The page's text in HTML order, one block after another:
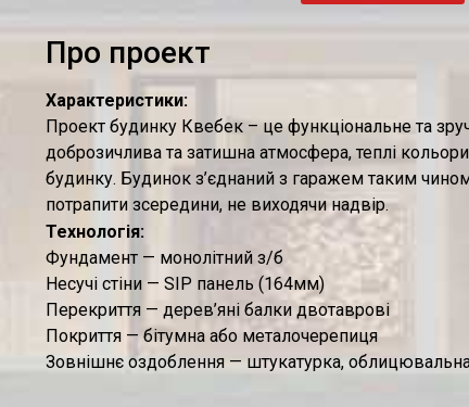
Про проект
Характеристики:
Проект будинку Квебек – це функціональне та
доброзичлива та затишна атмосфера, теплі
будинку. Будинок з’єднаний з гаражем таким
потрапити зсередини, не виходячи надвір.
Технологія:
Фундамент — монолітний з/б
Несучі стіни — SIP панель (164мм)
Перекриття — дерев’яні балки двотаврові
Покриття — бітумна або металочерепиця
Зовнішнє оздоблення — штукатурка,